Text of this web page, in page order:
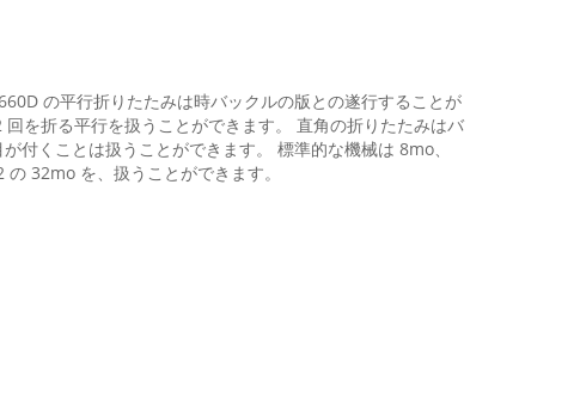
の平行折りたたみは時バックルの版との遂行することが
を折る平行を扱うことができます。 直角の折りたたみはバ
付くことは扱うことができます。 標準的な機械は 8mo、
32mo を、扱うことができます。